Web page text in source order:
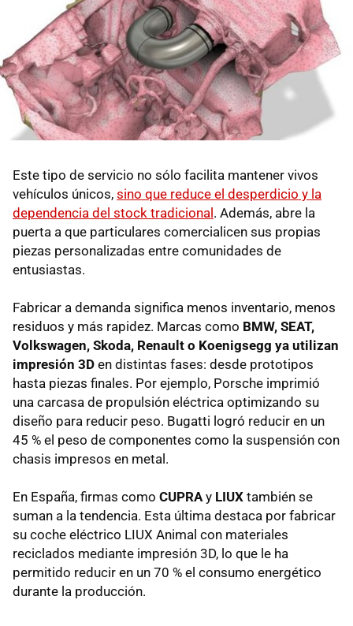
Este tipo de servicio no sólo facilita mantener vivos
vehículos únicos, sino que reduce el desperdicio y la
dependencia del stock tradicional . Además, abre la
puerta a que particulares comercialicen sus propias
piezas personalizadas entre comunidades de
entusiastas.
Fabricar a demanda significa menos inventario, menos
residuos y más rapidez. Marcas como BMW, SEAT,
Volkswagen, Skoda, Renault o Koenigsegg ya utilizan
impresión 3D en distintas fases: desde prototipos
hasta piezas finales. Por ejemplo, Porsche imprimió
una carcasa de propulsión eléctrica optimizando su
diseño para reducir peso. Bugatti logró reducir en un
45 % el peso de componentes como la suspensión con
chasis impresos en metal.
En España, firmas como CUPRAy LIUX también se
suman a la tendencia. Esta última destaca por fabricar
su coche eléctrico LIUX Animal con materiales
reciclados mediante impresión 3D, lo que le ha
permitido reducir en un 70 % el consumo energético
durante la producción.